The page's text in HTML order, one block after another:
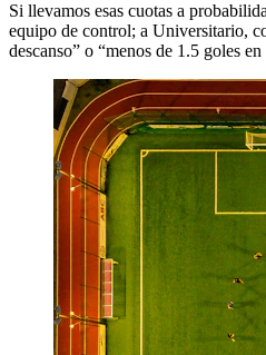
Si llevamos esas cuotas a
equipo de control; a Universitario,
descanso” o “menos de 1.5 goles